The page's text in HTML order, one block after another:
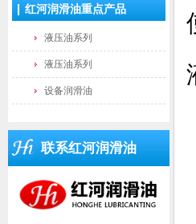
红河润滑油重点产品
液压油系列
液压油系列
设备润滑油
联系红河润滑油